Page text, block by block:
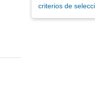
criterios de